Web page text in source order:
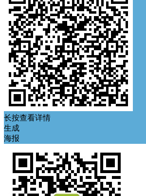
长按查看详情
生成
海报